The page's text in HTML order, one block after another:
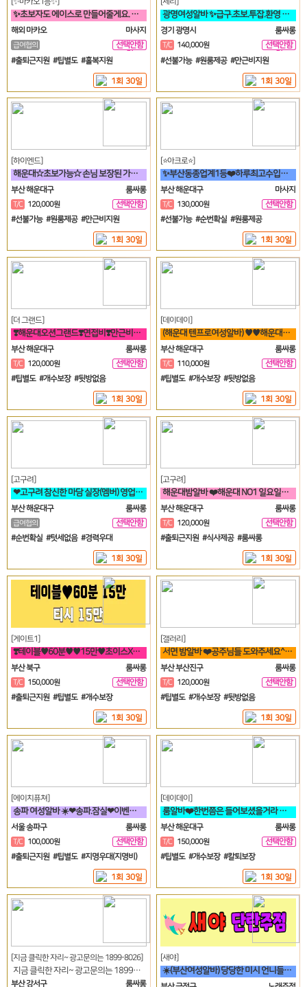
✨초보자도 에이스로 만들어줄게요. 우리 가게 오면, 수입 부터 다릅니다✨
해외 마카오
마사지
급여협의
선택안함
일
#출퇴근지원 #팁별도 #홀복지원
1회 30일
광명여성알바 ✨급구.초보.투잡.환영 면접비✨
경기 광명시
룸싸롱
T/C 140,000원
선택안함
일
#선불가능 #원룸제공 #만근비지원
1회 30일
[하이엔드]
해운대☆초보가능☆ 손님 보장된 가게에서 돈 버시는데만 집중하세요!!
부산 해운대구
룸싸롱
T/C 120,000원
선택안함
#선불가능 #원룸제공 #만근비지원
1회 30일
[⭐아크로⭐]
✨부산동종업계1등❤️하루최고수입보장✨
부산 해운대구
마사지
T/C 130,000원
선택안함
#선불가능 #순번확실 #원룸제공
1회 30일
[더 그랜드]
❣️해운대오션그랜드❣️면접비❣️만근비❣️소개비❣️마이킹❣️차비 지원❣️
부산 해운대구
룸싸롱
T/C 120,000원
선택안함
#팁별도 #개수보장 #뒷방없음
1회 30일
[데이데이]
(해운대 텐프로여성알바) ♥♥해운대♥퀄리티♥룸빠♥1번♥
부산 해운대구
룸싸롱
T/C 110,000원
선택안함
#팁별도 #개수보장 #뒷방없음
1회 30일
[고구려]
❤고구려 참신한 마담 실장(멤버) 영업진 구좌 사장님들을 모십니다❤️
부산 해운대구
룸싸롱
급여협의
선택안함
#순번확실 #텃세없음 #경력우대
1회 30일
[고구려]
해운대밤알바 ❤️해운대 NO1 일요일도 영업합니다❤️
부산 해운대구
룸싸롱
T/C 120,000원
선택안함
#출퇴근지원 #식사제공 #룸싸롱
1회 30일
[게이트1]
❣️테이블♥60분♥♥15만♥초이스X♥♥해운대서면연산동하단온천장룸빠룸싸롱❣️
부산 북구
룸싸롱
T/C 150,000원
선택안함
일
#출퇴근지원 #팁별도 #개수보장
1회 30일
[갤러리]
서면 밤알바 ❤️공주님들 도와주세요^^❤️
부산 부산진구
룸싸롱
T/C 120,000원
선택안함
일
#팁별도 #개수보장 #뒷방없음
1회 30일
[에이치퓨쳐]
송파 여성알바 ☀️❤송파.잠실❤이벤트중❤티씨10만❤평균10개❤☀️
서울 송파구
룸싸롱
T/C 100,000원
선택안함
일
#출퇴근지원 #팁별도 #지명우대(지명비)
1회 30일
[데이데이]
룸알바❤️한번쯤은 들어보셨을거라 생각합니다 해운대 하면 퀄리티 입니다❤️
부산 해운대구
룸싸롱
T/C 150,000원
선택안함
일
#팁별도 #개수보장 #칼퇴보장
1회 30일
[지금 클릭한 자리~ 광고문의는 1899-8026]
지금 클릭한 자리~ 광고문의는 1899-8026
부산 강서구
룸싸롱
[새야]
☀️(부산여성알바) 당당한 미시 언니들 구함☀️